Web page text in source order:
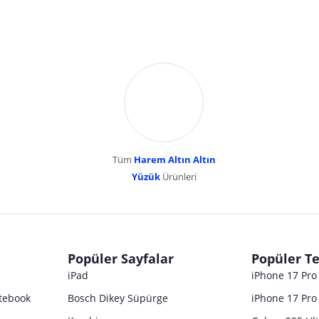
YENİBOSNA MERKEZ MAH LADİN SOK
Tüm Harem Altın Altın
YüzükÜrünleri
Popüler Sayfalar
iPad
Bosch Dikey Süpürge
Popüler
iPhone 17
iPhone 17 Pro